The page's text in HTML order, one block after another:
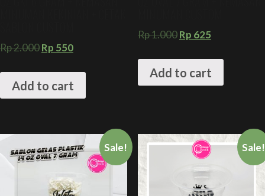
Rp2.000Rp 550
Add to cart
Rp1.000Rp 625
Add to cart
Sale! Sale!